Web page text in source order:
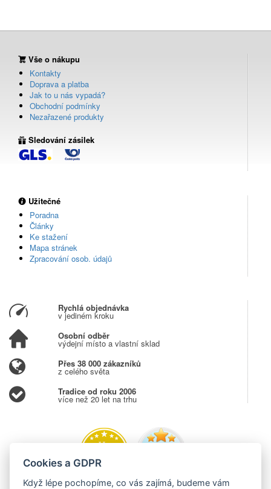
Vše o nákupu
Kontakty
Doprava a platba
Jak to u nás vypadá?
Obchodní podmínky
Nezařazené produkty
Sledování zásilek
Užitečné
Poradna
Články
Ke stažení
Mapa stránek
Zpracování osob. údajů
Rychlá objednávka
v jediném kroku
Osobní odběr
výdejní místo a vlastní sklad
Přes 38 000 zákazníků
z celého světa
Tradice od roku 2006
více než 20 let na trhu
Cookies a GDPR
Když lépe pochopíme, co vás zajímá, budeme vám